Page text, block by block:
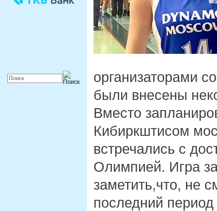
организаторами
были внесены
Вместо
Кибиркштисом
встречались с
Олимпией. Игра
заметить,что, не
последний